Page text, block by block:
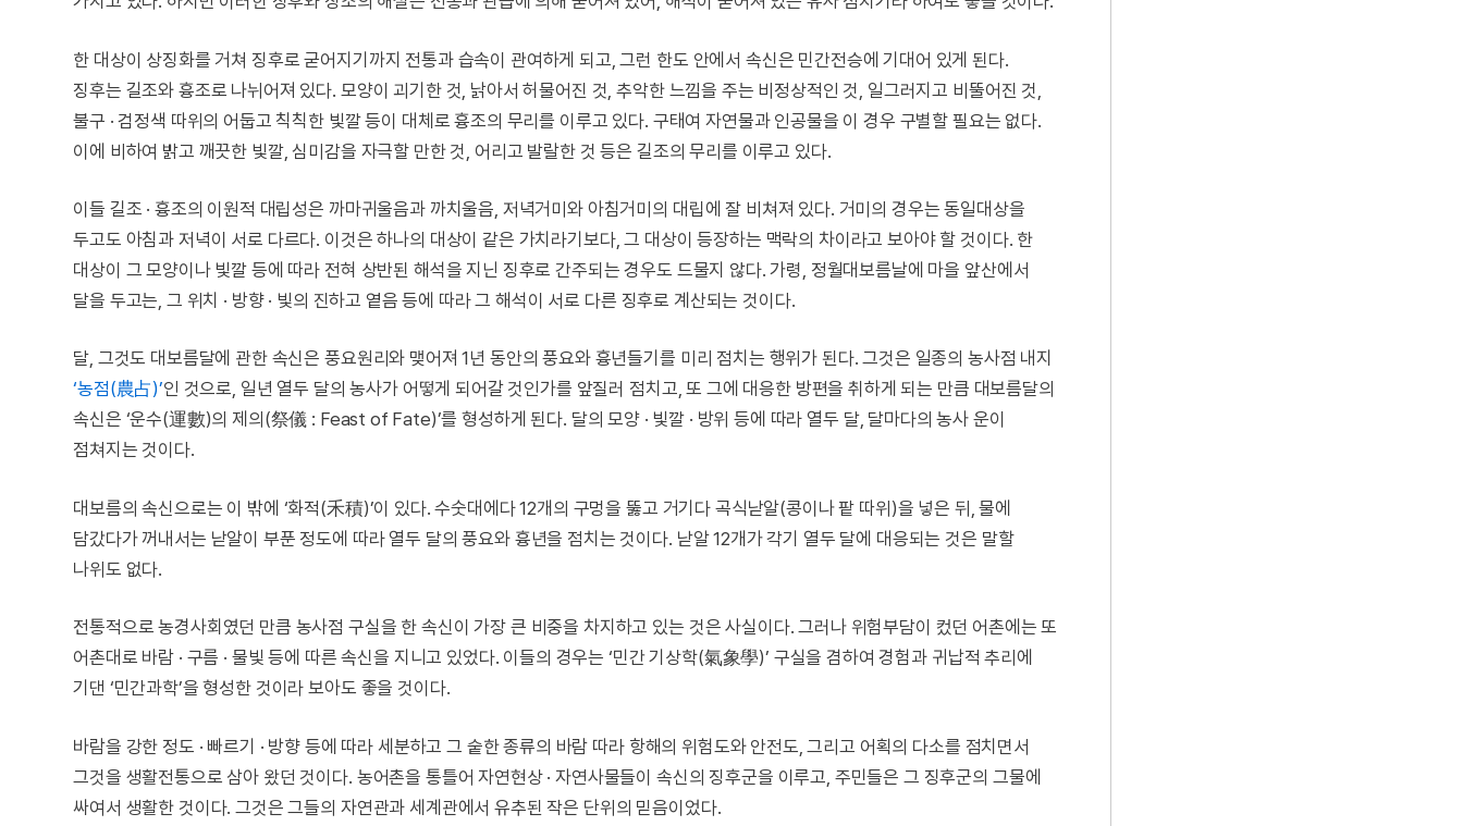
한 대상이 상징화를 거쳐 징후로 굳어지기까지 전통과 습속이 관여하게 되고, 그런 한도 안에서 속신은 민간전승에 기대어 있게 된다.
징후는 길조와 흉조로 나뉘어져 있다. 모양이 괴기한 것, 낡아서 허물어진 것, 추악한 느낌을 주는 비정상적인 것, 일그러지고 비뚤어진 것,
불구 · 검정색 따위의 어둡고 칙칙한 빛깔 등이 대체로 흉조의 무리를 이루고 있다. 구태여 자연물과 인공물을 이 경우 구별할 필요는 없다.
이에 비하여 밝고 깨끗한 빛깔, 심미감을 자극할 만한 것, 어리고 발랄한 것 등은 길조의 무리를 이루고 있다.
이들 길조 · 흉조의 이원적 대립성은 까마귀울음과 까치울음, 저녁거미와 아침거미의 대립에 잘 비쳐져 있다. 거미의 경우는 동일대상을
두고도 아침과 저녁이 서로 다르다. 이것은 하나의 대상이 같은 가치라기보다, 그 대상이 등장하는 맥락의 차이라고 보아야 할 것이다. 한
대상이 그 모양이나 빛깔 등에 따라 전혀 상반된 해석을 지닌 징후로 간주되는 경우도 드물지 않다. 가령, 정월대보름날에 마을 앞산에서
달을 두고는, 그 위치 · 방향 · 빛의 진하고 옅음 등에 따라 그 해석이 서로 다른 징후로 계산되는 것이다.
달, 그것도 대보름달에 관한 속신은 풍요원리와 맺어져 1년 동안의 풍요와 흉년들기를 미리 점치는 행위가 된다. 그것은 일종의 농사점 내지
‘농점(農占)’인 것으로, 일년 열두 달의 농사가 어떻게 되어갈 것인가를 앞질러 점치고, 또 그에 대응한 방편을 취하게 되는 만큼 대보름달의
속신은 ‘운수(運數)의 제의(祭儀 : Feast of Fate)’를 형성하게 된다. 달의 모양 · 빛깔 · 방위 등에 따라 열두 달, 달마다의 농사 운이
점쳐지는 것이다.
대보름의 속신으로는 이 밖에 ‘화적(禾積)’이 있다. 수숫대에다 12개의 구멍을 뚫고 거기다 곡식낟알(콩이나 팥 따위)을 넣은 뒤, 물에
담갔다가 꺼내서는 낟알이 부푼 정도에 따라 열두 달의 풍요와 흉년을 점치는 것이다. 낟알 12개가 각기 열두 달에 대응되는 것은 말할
나위도 없다.
전통적으로 농경사회였던 만큼 농사점 구실을 한 속신이 가장 큰 비중을 차지하고 있는 것은 사실이다. 그러나 위험부담이 컸던 어촌에는 또
어촌대로 바람 · 구름 · 물빛 등에 따른 속신을 지니고 있었다. 이들의 경우는 ‘민간 기상학(氣象學)’ 구실을 겸하여 경험과 귀납적 추리에
기댄 ‘민간과학’을 형성한 것이라 보아도 좋을 것이다.
바람을 강한 정도 · 빠르기 · 방향 등에 따라 세분하고 그 숱한 종류의 바람 따라 항해의 위험도와 안전도, 그리고 어획의 다소를 점치면서
그것을 생활전통으로 삼아 왔던 것이다. 농어촌을 통틀어 자연현상 · 자연사물들이 속신의 징후군을 이루고, 주민들은 그 징후군의 그물에
싸여서 생활한 것이다. 그것은 그들의 자연관과 세계관에서 유추된 작은 단위의 믿음이었다.